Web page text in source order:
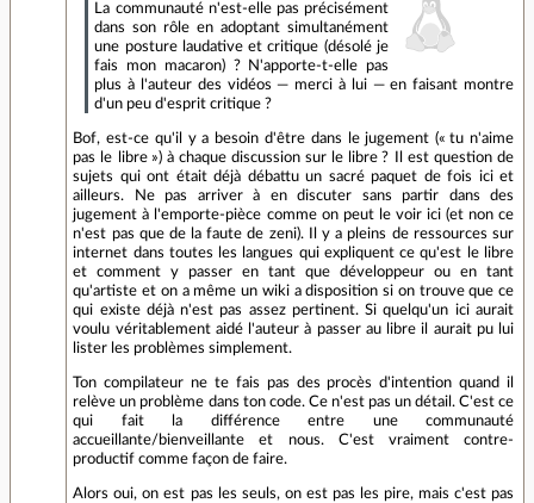
La communauté n'est-elle pas précisément
dans son rôle en adoptant simultanément
une posture laudative et critique (désolé je
fais mon macaron) ? N'apporte-t-elle pas
plus à l'auteur des vidéos — merci à lui — en faisant montre
d'un peu d'esprit critique ?
Bof, est-ce qu'il y a besoin d'être dans le jugement (« tu n'aime
pas le libre ») à chaque discussion sur le libre ? Il est question de
sujets qui ont était déjà débattu un sacré paquet de fois ici et
ailleurs. Ne pas arriver à en discuter sans partir dans des
jugement à l'emporte-pièce comme on peut le voir ici (et non ce
n'est pas que de la faute de zeni). Il y a pleins de ressources sur
internet dans toutes les langues qui expliquent ce qu'est le libre
et comment y passer en tant que développeur ou en tant
qu'artiste et on a même un wiki a disposition si on trouve que ce
qui existe déjà n'est pas assez pertinent. Si quelqu'un ici aurait
voulu véritablement aidé l'auteur à passer au libre il aurait pu lui
lister les problèmes simplement.
Ton compilateur ne te fais pas des procès d'intention quand il
relève un problème dans ton code. Ce n'est pas un détail. C'est ce
qui fait la différence entre une communauté
accueillante/bienveillante et nous. C'est vraiment contre-
productif comme façon de faire.
Alors oui, on est pas les seuls, on est pas les pire, mais c'est pas